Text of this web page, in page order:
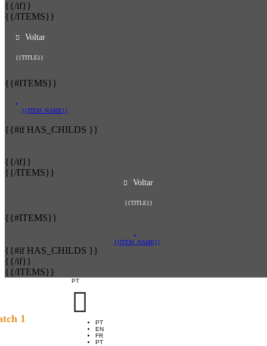
{{/if}}
{{/ITEMS}}
Voltar
{{TITLE}}
{{#ITEMS}}
{{ITEM_NAME}}
{{#if HAS_CHILDS }}
{{/if}}
{{/ITEMS}}
Voltar
{{TITLE}}
{{#ITEMS}}
{{ITEM_NAME}}
{{#if HAS_CHILDS }}
{{/if}}
{{/ITEMS}}
PT

PT
EN
FR
PT
1